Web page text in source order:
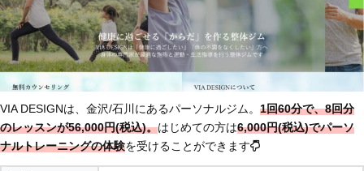
VIA DESIGNは、金沢/石川にあるパーソナルジム。 1回60分で、8回分
のレッスンが56,000円(税込)。はじめての方は6,000円(税込)でパーソ
ナルトレーニングの体験を受けることができます